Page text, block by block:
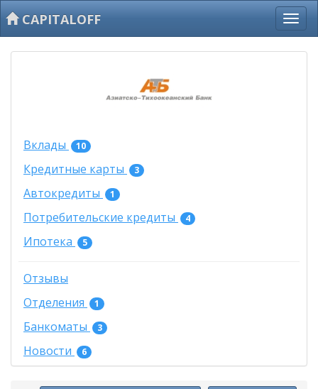
CAPITALOFF
Вклады 10
Кредитные карты 3
Автокредиты 1
Потребительские кредиты 4
Ипотека 5
Отзывы
Отделения
1
Банкоматы 3
Новости 6